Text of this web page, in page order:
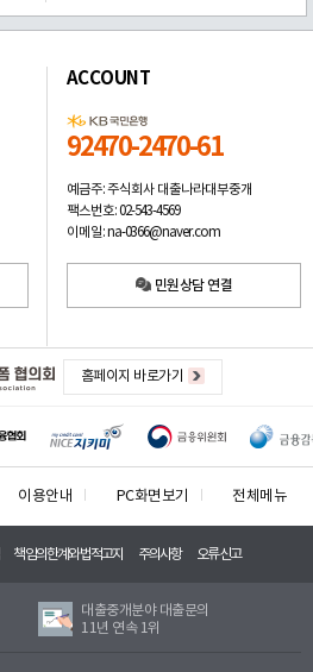
ACCOUNT
92470-2470-61
예금주: 주식회사 대출나라대부중개
팩스번호: 02-543-4569
이메일: na-0366@naver.com
민원상담 연결
홈페이지 바로가기
이용안내 PC화면보기 전체메뉴
책임의한계와법적고지 주의사항 오류신고
대출중개분야 대출문의
11년 연속 1위